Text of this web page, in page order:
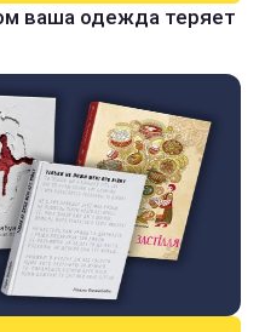
ваша одежда теряет